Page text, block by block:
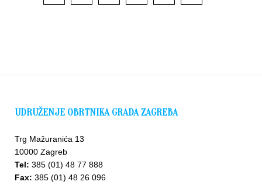
UDRUŽENJE OBRTNIKA GRADA ZAGREBA
Trg Mažuranića 13
10000 Zagreb
Tel: 385 (01) 48 77 888
Fax: 385 (01) 48 26 096